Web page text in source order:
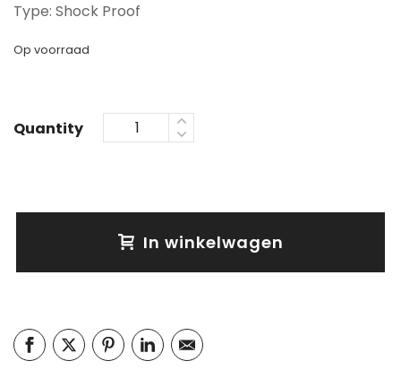
Type: Shock Proof
Op voorraad
Quantity
In winkelwagen